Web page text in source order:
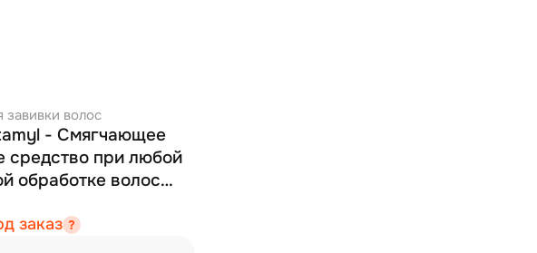
завивки волос
- Смягчающее
средство при любой
обработке волос
заказ